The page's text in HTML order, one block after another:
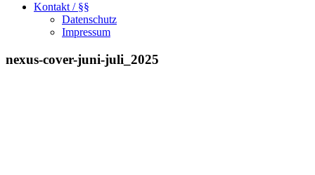
Kontakt / §§
Datenschutz
Impressum
nexus-cover-juni-juli_2025